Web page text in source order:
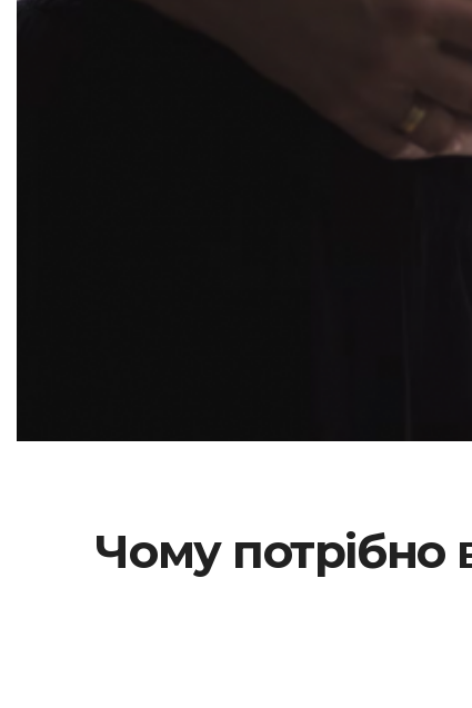
Чому потрібно